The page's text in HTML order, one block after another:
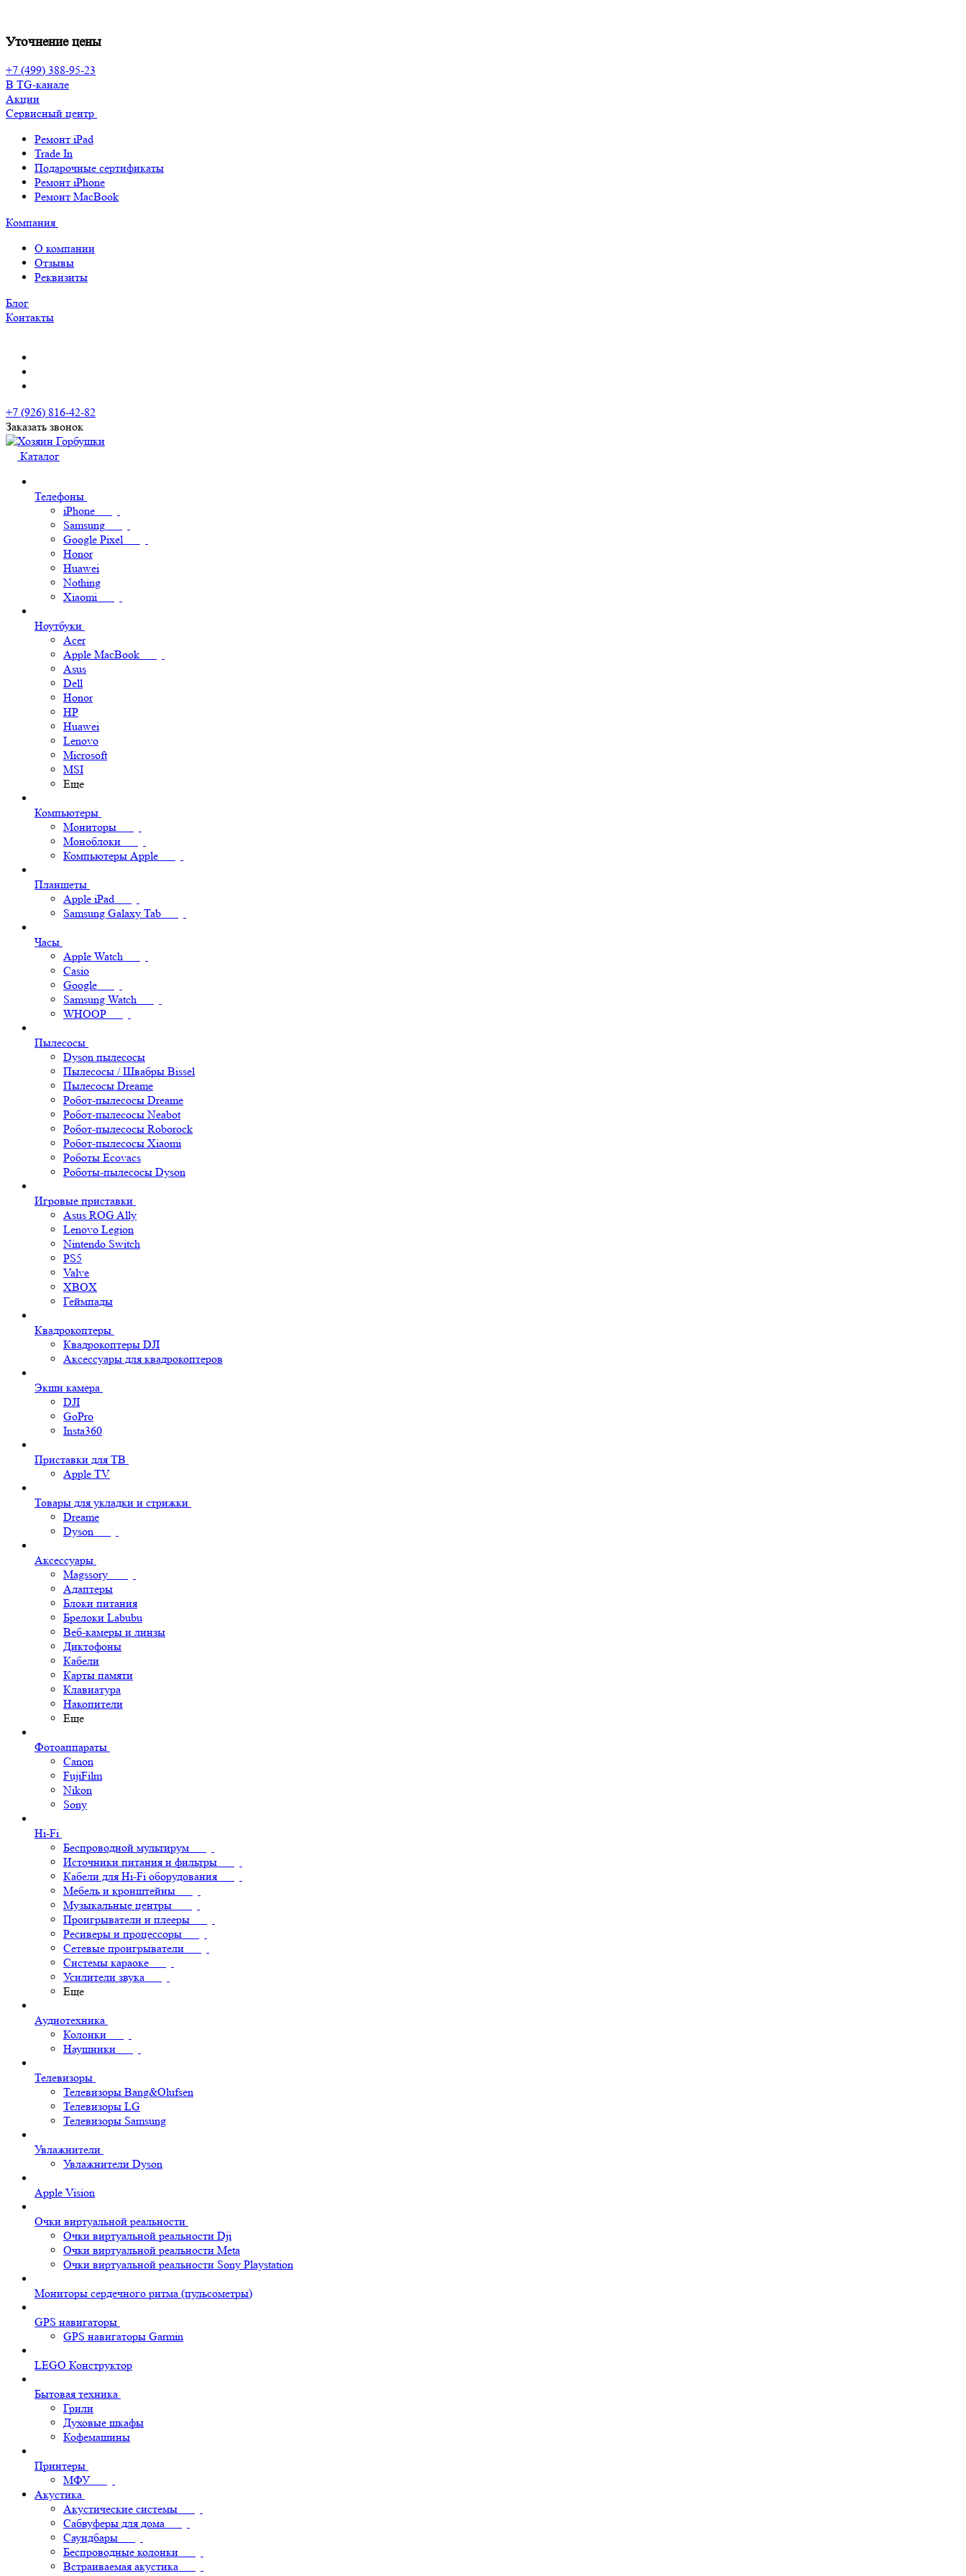
Уточнение цены
+7 (499) 388-95-23
В TG-канале
Акции
Сервисный центр
Ремонт iPad
Trade In
Подарочные сертификаты
Ремонт iPhone
Ремонт MacBook
Компания
О компании
Отзывы
Реквизиты
Блог
Контакты
+7 (926) 816-42-82
Заказать звонок
Каталог
Телефоны
iPhone
Samsung
Google Pixel
Honor
Huawei
Nothing
Xiaomi
Ноутбуки
Acer
Apple MacBook
Asus
Dell
Honor
HP
Huawei
Lenovo
Microsoft
MSI
Еще
Компьютеры
Мониторы
Моноблоки
Компьютеры Apple
Планшеты
Apple iPad
Samsung Galaxy Tab
Часы
Apple Watch
Casio
Google
Samsung Watch
WHOOP
Пылесосы
Dyson пылесосы
Пылесосы / Швабры Bissel
Пылесосы Dreame
Робот-пылесосы Dreame
Робот-пылесосы Neabot
Робот-пылесосы Roborock
Робот-пылесосы Xiaomi
Роботы Ecovacs
Роботы-пылесосы Dyson
Игровые приставки
Asus ROG Ally
Lenovo Legion
Nintendo Switch
PS5
Valve
XBOX
Геймпады
Квадрокоптеры
Квадрокоптеры DJI
Аксессуары для квадрокоптеров
Экшн камера
DJI
GoPro
Insta360
Приставки для ТВ
Apple TV
Товары для укладки и стрижки
Dreame
Dyson
Аксессуары
Magssory
Адаптеры
Блоки питания
Брелоки Labubu
Веб-камеры и линзы
Диктофоны
Кабели
Карты памяти
Клавиатура
Накопители
Еще
Фотоаппараты
Canon
FujiFilm
Nikon
Sony
Hi-Fi
Беспроводной мультирум
Источники питания и фильтры
Кабели для Hi-Fi оборудования
Мебель и кронштейны
Музыкальные центры
Проигрыватели и плееры
Ресиверы и процессоры
Сетевые проигрыватели
Системы караоке
Усилители звука
Еще
Аудиотехника
Колонки
Наушники
Телевизоры
Телевизоры Bang&Olufsen
Телевизоры LG
Телевизоры Samsung
Увлажнители
Увлажнители Dyson
Apple Vision
Очки виртуальной реальности
Очки виртуальной реальности Dji
Очки виртуальной реальности Meta
Очки виртуальной реальности Sony Playstation
Мониторы сердечного ритма (пульсометры)
GPS навигаторы
GPS навигаторы Garmin
LEGO Конструктор
Бытовая техника
Грили
Духовые шкафы
Кофемашины
Принтеры
МФУ
Акустика
Акустические системы
Сабвуферы для дома
Саундбары
Беспроводные колонки
Встраиваемая акустика